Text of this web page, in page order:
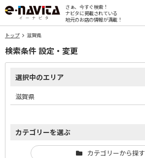
さぁ、今すぐ検索！
ナビタに掲載されている
地元のお店の情報が満載！
トップ 滋賀県
検索条件 設定・変更
選択中のエリア
滋賀県
カテゴリーを選ぶ
カテゴリーから探す